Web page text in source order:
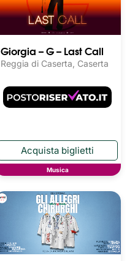
Giorgia – G – Last Call
Reggia di Caserta, Caserta
Musica